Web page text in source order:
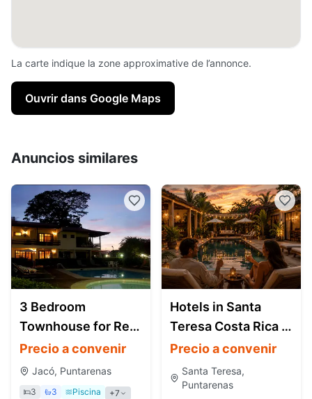
La carte indique la zone approximative de l’annonce.
Ouvrir dans Google Maps
Anuncios similares
3 Bedroom
Townhouse for Rent
in Jacó Costa Rica |
Pool, Walk to Beach
Precio a convenir
Jacó, Puntarenas
3 3 Piscina +7
Hotels in Santa
Teresa Costa Rica |
Boutique Hotels &
Beach Villas
Precio a convenir
Santa Teresa,
Puntarenas